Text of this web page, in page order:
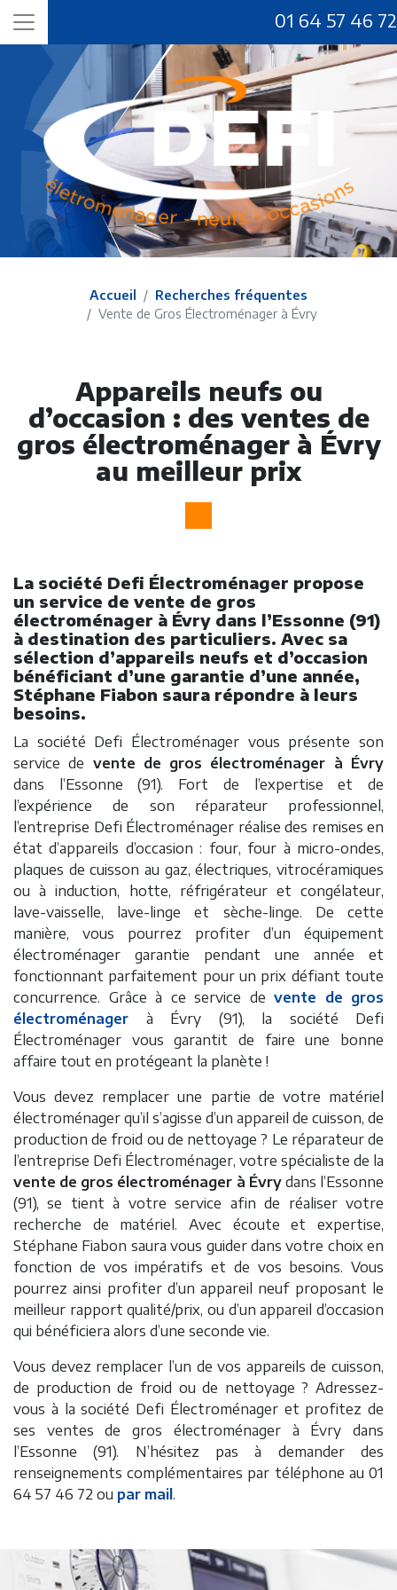
01 64 57 46 72
Accueil
Recherches fréquentes
Vente de Gros Électroménager à Évry
Appareils neufs ou
d’occasion : des ventes de
gros électroménager à Évry
au meilleur prix
La société Defi Électroménager propose
un service de vente de gros
électroménager à Évry dans l’Essonne (91)
à destination des particuliers. Avec sa
sélection d’appareils neufs et d’occasion
bénéficiant d’une garantie d’une année,
Stéphane Fiabon saura répondre à leurs
besoins.
La société Defi Électroménager vous présente son
service de vente de gros électroménager à Évry
dans l’Essonne (91). Fort de l’expertise et de
l’expérience de son réparateur professionnel,
l’entreprise Defi Électroménager réalise des remises en
état d’appareils d’occasion : four, four à micro-ondes,
plaques de cuisson au gaz, électriques, vitrocéramiques
ou à induction, hotte, réfrigérateur et congélateur,
lave-vaisselle, lave-linge et sèche-linge. De cette
manière, vous pourrez profiter d’un équipement
électroménager garantie pendant une année et
fonctionnant parfaitement pour un prix défiant toute
concurrence. Grâce à ce service de vente de gros
électroménager à Évry (91), la société Defi
Électroménager vous garantit de faire une bonne
affaire tout en protégeant la planète !
Vous devez remplacer une partie de votre matériel
électroménager qu’il s’agisse d’un appareil de cuisson, de
production de froid ou de nettoyage ? Le réparateur de
l’entreprise Defi Électroménager, votre spécialiste de la
vente de gros électroménager à Évry dans l’Essonne
(91), se tient à votre service afin de réaliser votre
recherche de matériel. Avec écoute et expertise,
Stéphane Fiabon saura vous guider dans votre choix en
fonction de vos impératifs et de vos besoins. Vous
pourrez ainsi profiter d’un appareil neuf proposant le
meilleur rapport qualité/prix, ou d’un appareil d’occasion
qui bénéficiera alors d’une seconde vie.
Vous devez remplacer l’un de vos appareils de cuisson,
de production de froid ou de nettoyage ? Adressez-
vous à la société Defi Électroménager et profitez de
ses ventes de gros électroménager à Évry dans
l’Essonne (91). N’hésitez pas à demander des
renseignements complémentaires par téléphone au 01
64 57 46 72 ou par mail .